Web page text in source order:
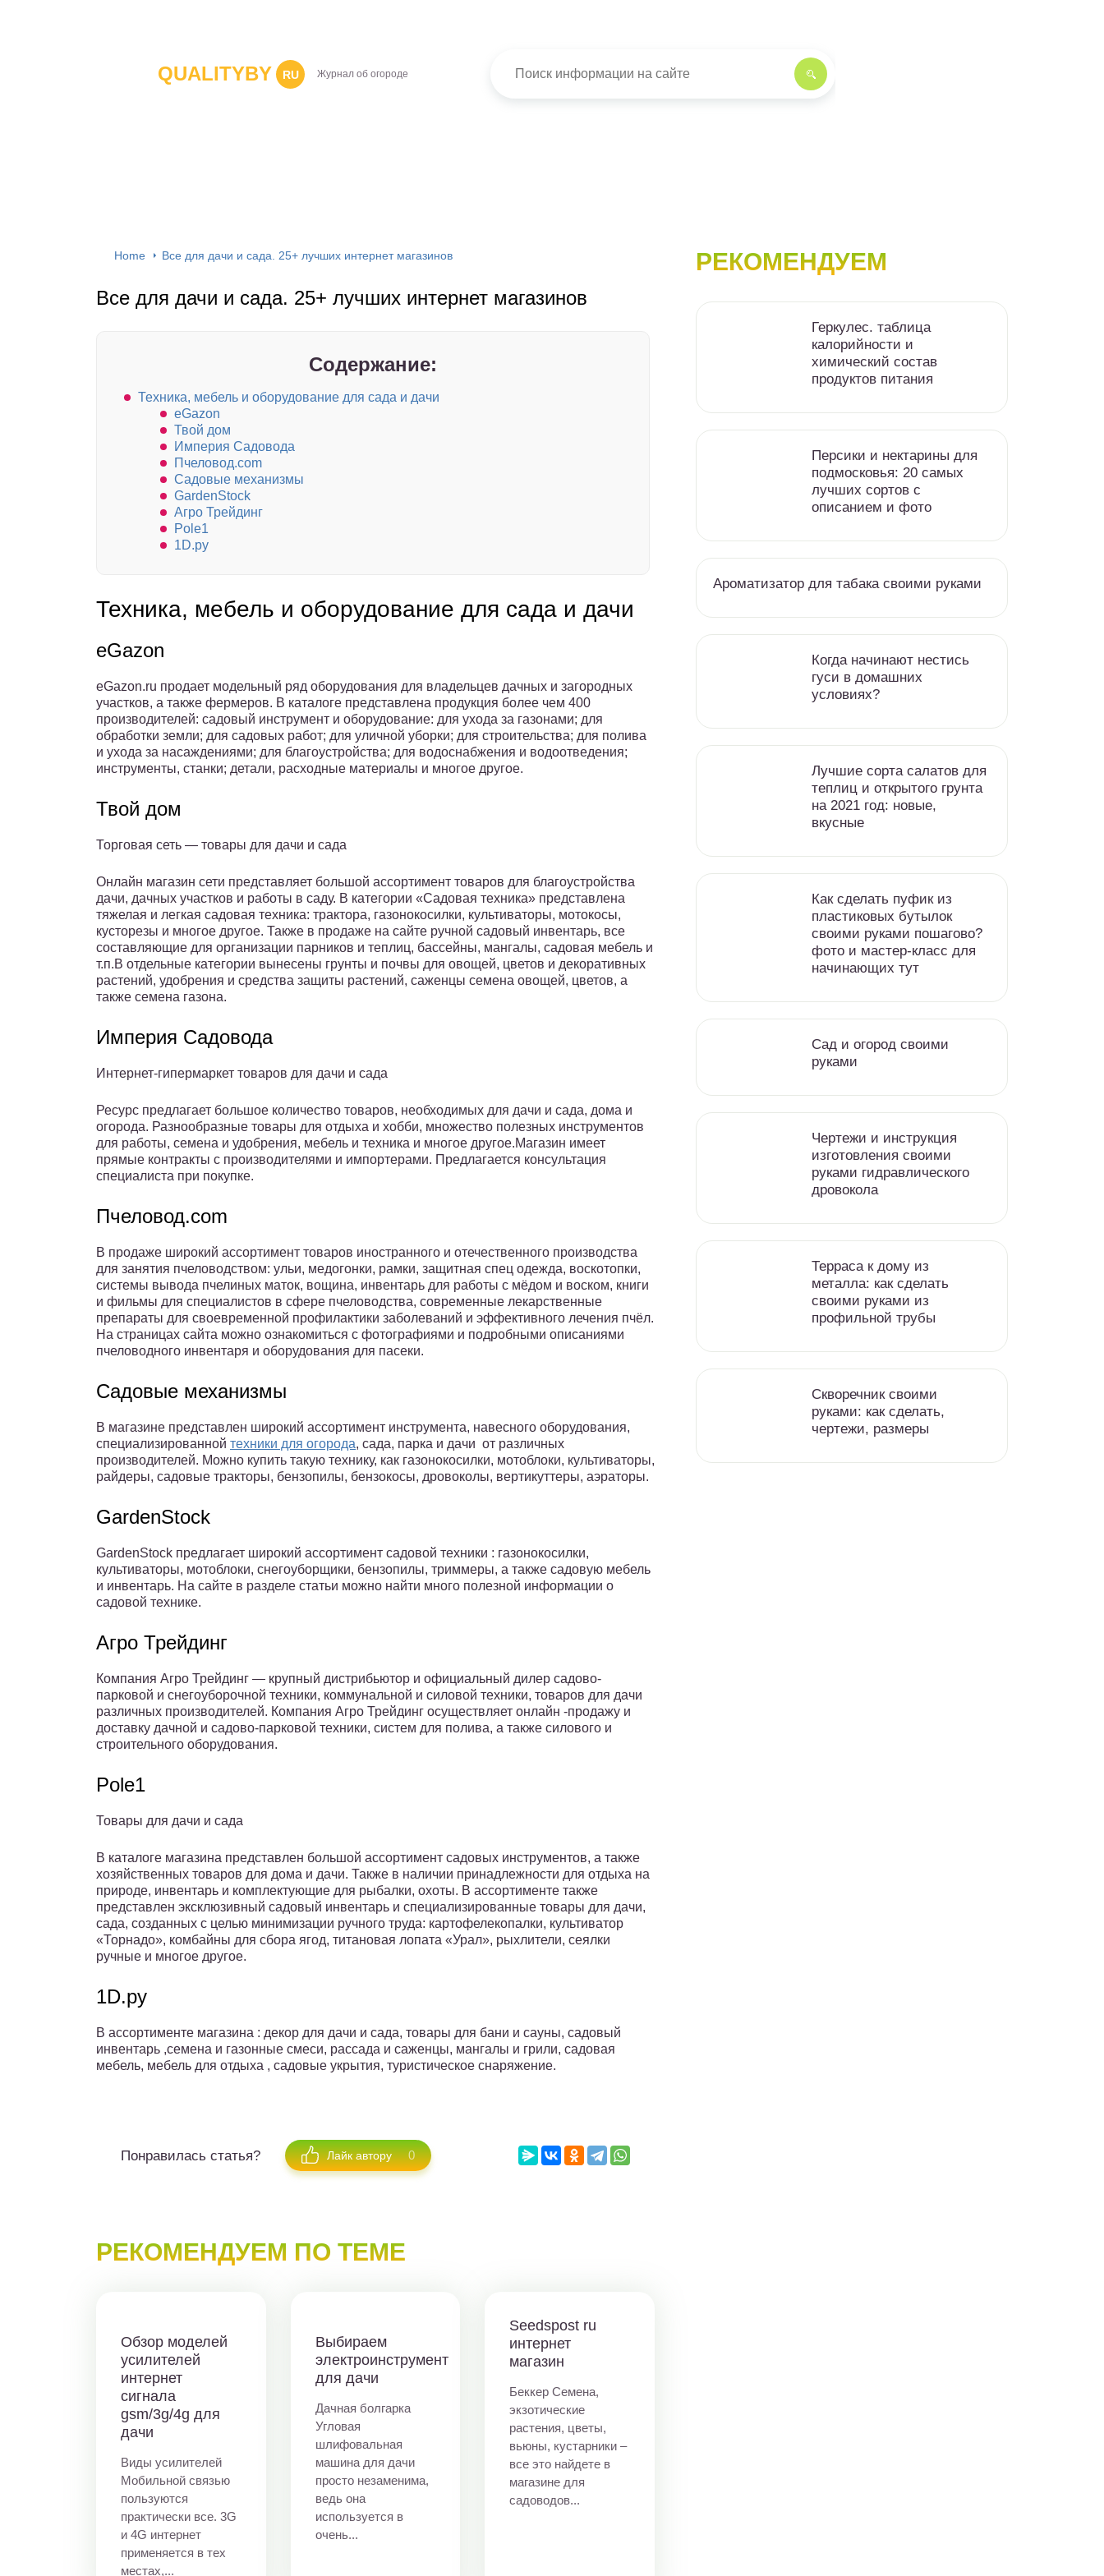
QUALITYBY RU Журнал об огороде
Home Все для дачи и сада. 25+ лучших интернет магазинов
Все для дачи и сада. 25+ лучших интернет магазинов
Содержание:
Техника, мебель и оборудование для сада и дачи
eGazon
Твой дом
Империя Cадовода
Пчеловод.com
Садовые механизмы
GardenStock
Агро Трейдинг
Pole1
1D.ру
Техника, мебель и оборудование для сада и дачи
eGazon
eGazon.ru продает модельный ряд оборудования для владельцев дачных и загородных
участков, а также фермеров. В каталоге представлена продукция более чем 400
производителей: садовый инструмент и оборудование: для ухода за газонами; для
обработки земли; для садовых работ; для уличной уборки; для строительства; для полива
и ухода за насаждениями; для благоустройства; для водоснабжения и водоотведения;
инструменты, станки; детали, расходные материалы и многое другое.
Твой дом
Торговая сеть — товары для дачи и сада
Онлайн магазин сети представляет большой ассортимент товаров для благоустройства
дачи, дачных участков и работы в саду. В категории «Садовая техника» представлена
тяжелая и легкая садовая техника: трактора, газонокосилки, культиваторы, мотокосы,
кусторезы и многое другое. Также в продаже на сайте ручной садовый инвентарь, все
составляющие для организации парников и теплиц, бассейны, мангалы, садовая мебель и
т.п.В отдельные категории вынесены грунты и почвы для овощей, цветов и декоративных
растений, удобрения и средства защиты растений, саженцы семена овощей, цветов, а
также семена газона.
Империя Cадовода
Интернет-гипермаркет товаров для дачи и сада
Ресурс предлагает большое количество товаров, необходимых для дачи и сада, дома и
огорода. Разнообразные товары для отдыха и хобби, множество полезных инструментов
для работы, семена и удобрения, мебель и техника и многое другое.Магазин имеет
прямые контракты с производителями и импортерами. Предлагается консультация
специалиста при покупке.
Пчеловод.com
В продаже широкий ассортимент товаров иностранного и отечественного производства
для занятия пчеловодством: ульи, медогонки, рамки, защитная спец одежда, воскотопки,
системы вывода пчелиных маток, вощина, инвентарь для работы с мёдом и воском, книги
и фильмы для специалистов в сфере пчеловодства, современные лекарственные
препараты для своевременной профилактики заболеваний и эффективного лечения пчёл.
На страницах сайта можно ознакомиться с фотографиями и подробными описаниями
пчеловодного инвентаря и оборудования для пасеки.
Садовые механизмы
В магазине представлен широкий ассортимент инструмента, навесного оборудования,
специализированной техники для огорода, сада, парка и дачи от различных
производителей. Можно купить такую технику, как газонокосилки, мотоблоки, культиваторы,
райдеры, садовые тракторы, бензопилы, бензокосы, дровоколы, вертикуттеры, аэраторы.
GardenStock
GardenStock предлагает широкий ассортимент садовой техники : газонокосилки,
культиваторы, мотоблоки, снегоуборщики, бензопилы, триммеры, а также садовую мебель
и инвентарь. На сайте в разделе статьи можно найти много полезной информации о
садовой технике.
Агро Трейдинг
Компания Агро Трейдинг — крупный дистрибьютор и официальный дилер садово-
парковой и снегоуборочной техники, коммунальной и силовой техники, товаров для дачи
различных производителей. Компания Агро Трейдинг осуществляет онлайн -продажу и
доставку дачной и садово-парковой техники, систем для полива, а также силового и
строительного оборудования.
Pole1
Товары для дачи и сада
В каталоге магазина представлен большой ассортимент садовых инструментов, а также
хозяйственных товаров для дома и дачи. Также в наличии принадлежности для отдыха на
природе, инвентарь и комплектующие для рыбалки, охоты. В ассортименте также
представлен эксклюзивный садовый инвентарь и специализированные товары для дачи,
сада, созданных с целью минимизации ручного труда: картофелекопалки, культиватор
«Торнадо», комбайны для сбора ягод, титановая лопата «Урал», рыхлители, сеялки
ручные и многое другое.
1D.ру
В ассортименте магазина : декор для дачи и сада, товары для бани и сауны, садовый
инвентарь ,семена и газонные смеси, рассада и саженцы, мангалы и грили, садовая
мебель, мебель для отдыха , садовые укрытия, туристическое снаряжение.
Понравилась статья? Лайк автору 0
РЕКОМЕНДУЕМ ПО ТЕМЕ
Обзор моделей
усилителей
интернет
сигнала
gsm/3g/4g для
дачи
Виды усилителей
Мобильной связью
пользуются
практически все. 3G
и 4G интернет
применяется в тех
местах,...
Выбираем
электроинструмент
для дачи
Дачная болгарка
Угловая
шлифовальная
машина для дачи
просто незаменима,
ведь она
используется в
очень...
Seedspost ru
интернет
магазин
Беккер Семена,
экзотические
растения, цветы,
вьюны, кустарники –
все это найдете в
магазине для
садоводов...
РЕКОМЕНДУЕМ
Геркулес. таблица
калорийности и
химический состав
продуктов питания
Персики и нектарины для
подмосковья: 20 самых
лучших сортов с
описанием и фото
Ароматизатор для табака своими руками
Когда начинают нестись
гуси в домашних
условиях?
Лучшие сорта салатов для
теплиц и открытого грунта
на 2021 год: новые,
вкусные
Как сделать пуфик из
пластиковых бутылок
своими руками пошагово?
фото и мастер-класс для
начинающих тут
Сад и огород своими
руками
Чертежи и инструкция
изготовления своими
руками гидравлического
дровокола
Терраса к дому из
металла: как сделать
своими руками из
профильной трубы
Скворечник своими
руками: как сделать,
чертежи, размеры